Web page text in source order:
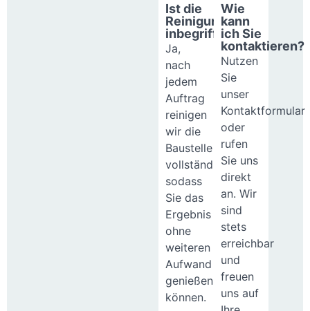
Ist die
Reinigung
inbegriffen?
Ja,
nach
jedem
Auftrag
reinigen
wir die
Baustelle
vollständig,
sodass
Sie das
Ergebnis
ohne
weiteren
Aufwand
genießen
können.
Wie
kann
ich Sie
kontaktieren?
Nutzen
Sie
unser
Kontaktformular
oder
rufen
Sie uns
direkt
an. Wir
sind
stets
erreichbar
und
freuen
uns auf